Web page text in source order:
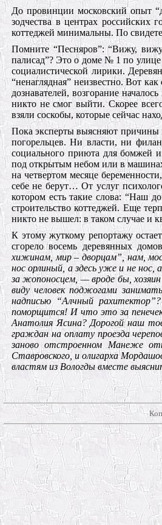
До провинции московский опыт
зодчества в центрах российских
коттеджей минимальны. По
Помните “Песняров”: “Вижу,
палисад”? Это о доме № 1 по
социалистической лирики.
“ненаглядная” неизвестно. Вот
дознавателей, возгорание
никто не смог выйти. Скорее
взяли соскобы, которые сейчас
Пока эксперты выясняют причины
погорельцев. Ни власти, ни
социального приюта для бомжей
под открытым небом или в
на четвертом месяце
себе не берут… От услуг
котором есть такие слова: “Наш
строительство коттеджей. Еще
никто не вышел: в таком случае и
К этому жуткому репортажу
сгорело восемь деревянных
хижинам, мир – дворцам”, нам,
нос орлиный, а здесь уже и не
за жопоносцем, — вроде бы,
виду человек поджогами
надписью “Алчный
поморщится! И что это за
Анатолия Ясина? Дорогой наш
граждан на оплату проезда
заново отстроенном Манеже
Ставровского, и олигарха
властям из Вологды вместе